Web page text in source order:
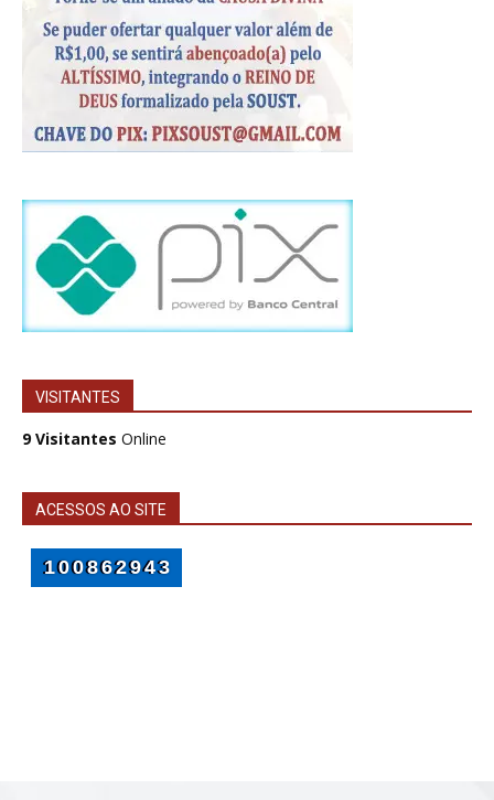
VISITANTES
9 Visitantes Online
ACESSOS AO SITE